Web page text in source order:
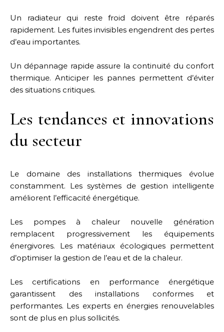
Un radiateur qui reste froid doivent être réparés
rapidement. Les fuites invisibles engendrent des pertes
d’eau importantes.
Un dépannage rapide assure la continuité du confort
thermique. Anticiper les pannes permettent d’éviter
des situations critiques.
Les tendances et innovations
du secteur
Le domaine des installations thermiques évolue
constamment. Les systèmes de gestion intelligente
améliorent l’efficacité énergétique.
Les pompes à chaleur nouvelle génération
remplacent progressivement les équipements
énergivores. Les matériaux écologiques permettent
d’optimiser la gestion de l’eau et de la chaleur.
Les certifications en performance énergétique
garantissent des installations conformes et
performantes. Les experts en énergies renouvelables
sont de plus en plus sollicités.